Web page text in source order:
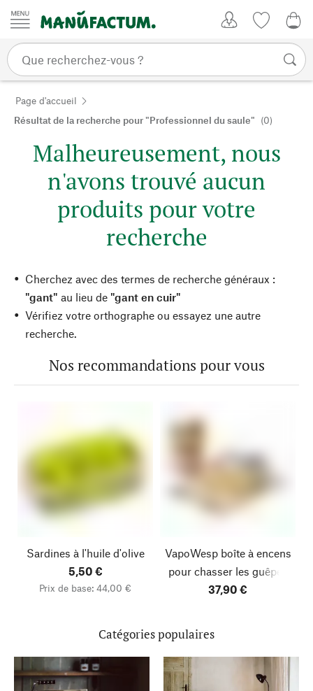
Passer au contenu
Page d'accueil
Résultat de la recherche pour "Professionnel du saule" (0)
Malheureusement, nous
n'avons trouvé aucun
produits pour votre
recherche
Cherchez avec des termes de recherche généraux :
"gant" au lieu de "gant en cuir"
Vérifiez votre orthographe ou essayez une autre
recherche.
Nos recommandations pour vous
Sardines à l'huile d'olive
5,50 €
Prix de base: 44,00 €
VapoWesp boîte à encens
pour chasser les guêpes
37,90 €
Catégories populaires